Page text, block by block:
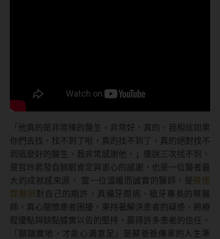
「他真的是非常棒的醫生，非常好，真的，我相信如果
你們去找，找不到了啦，真的找不到了，真的絕對找不
到這麼好的醫生，我非常感謝他。」連說三次找不到，
是官玲君發自肺腑肯定與衷心的感謝，也是一位醫者最
大的成就感來源。 當一位溫暖而誠實的醫師，是蔡億
霖醫師對自己的期許，具備牙周病、植牙專長的蔡醫
師，真心關懷患者困擾，秉持著解決患者的疑惑，將療
程優點與缺點據實以告的堅持，贏得許多患者的信任。
「腳踏實地，才能心滿意足」是蔡爸爸傳承的人生準